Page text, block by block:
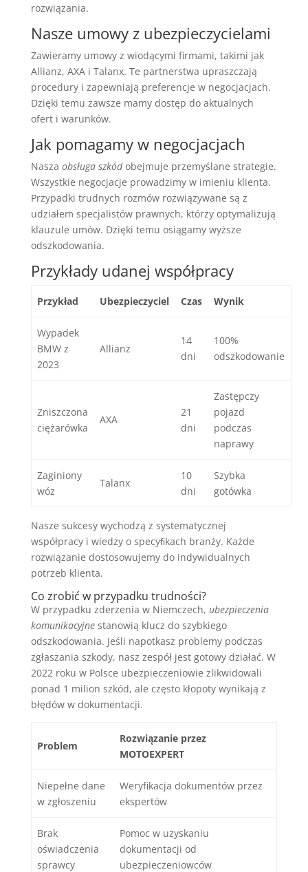
rozwiązania.
Nasze umowy z ubezpieczycielami
Zawieramy umowy z wiodącymi firmami, takimi jak
Allianz, AXA i Talanx. Te partnerstwa upraszczają
procedury i zapewniają preferencje w negocjacjach.
Dzięki temu zawsze mamy dostęp do aktualnych
ofert i warunków.
Jak pomagamy w negocjacjach
Nasza obsługa szkódobejmuje przemyślane strategie.
Wszystkie negocjacje prowadzimy w imieniu klienta.
Przypadki trudnych rozmów rozwiązywane są z
udziałem specjalistów prawnych, którzy optymalizują
klauzule umów. Dzięki temu osiągamy wyższe
odszkodowania.
Przykłady udanej współpracy
Przykład Ubezpieczyciel Czas Wynik
Wypadek
BMW z
2023
Allianz
14
dni
100%
odszkodowanie
Zniszczona
ciężarówka
AXA
21
dni
Zastępczy
pojazd
podczas
naprawy
Zaginiony
wóz
Talanx
10
dni
Szybka
gotówka
Nasze sukcesy wychodzą z systematycznej
współpracy i wiedzy o specyﬁkach branży. Każde
rozwiązanie dostosowujemy do indywidualnych
potrzeb klienta.
Co zrobić w przypadku trudności?
W przypadku zderzenia w Niemczech, ubezpieczenia
komunikacyjnestanowią klucz do szybkiego
odszkodowania. Jeśli napotkasz problemy podczas
zgłaszania szkody, nasz zespół jest gotowy działać. W
2022 roku w Polsce ubezpieczeniowie zlikwidowali
ponad 1 milion szkód, ale często kłopoty wynikają z
błędów w dokumentacji.
Problem
Rozwiązanie przez
MOTOEXPERT
Niepełne dane
w zgłoszeniu
Weryfikacja dokumentów przez
ekspertów
Brak
oświadczenia
sprawcy
Pomoc w uzyskaniu
dokumentacji od
ubezpieczeniowców